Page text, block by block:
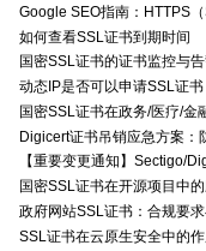
Google SEO指南：HTTPS
如何查看SSL证书到期时间
国密SSL证书的证书监控与
动态IP是否可以申请SSL证
国密SSL证书在政务/医疗/金
Digicert证书吊销应急方案：
【重要变更通知】Sectigo/
国密SSL证书在开源项目中
政府网站SSL证书：合规要
SSL证书在云原生安全中的